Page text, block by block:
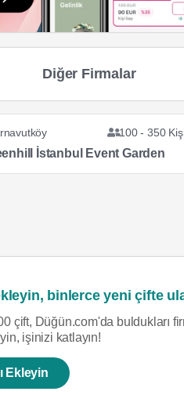
Diğer Firmalar
100 - 350
İstanbul Event Garden
binlerce yeni çifte
çift, Düğün.com'da buldukları
işinizi katlayın!
Ekleyin